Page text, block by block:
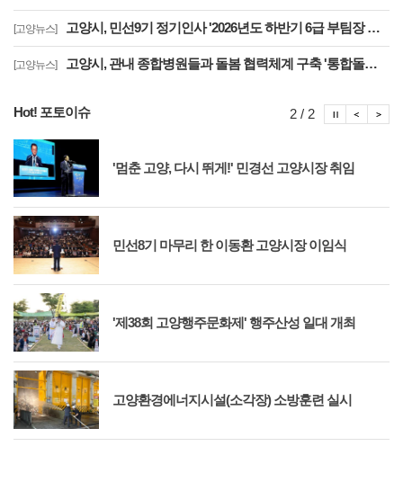
[고양뉴스] 고양시, 민선9기 정기인사 '2026년도 하반기 6급 부팀장 이하 인사발령 사항'
[고양뉴스] 고양시, 관내 종합병원들과 돌봄 협력체계 구축 '통합돌봄 대상자 발굴 및 연계'
Hot! 포토이슈
'멈춘 고양, 다시 뛰게!' 민경선 고양시장 취임
민선8기 마무리 한 이동환 고양시장 이임식
'제38회 고양행주문화제' 행주산성 일대 개최
고양환경에너지시설(소각장) 소방훈련 실시
2 / 2 포
포토이